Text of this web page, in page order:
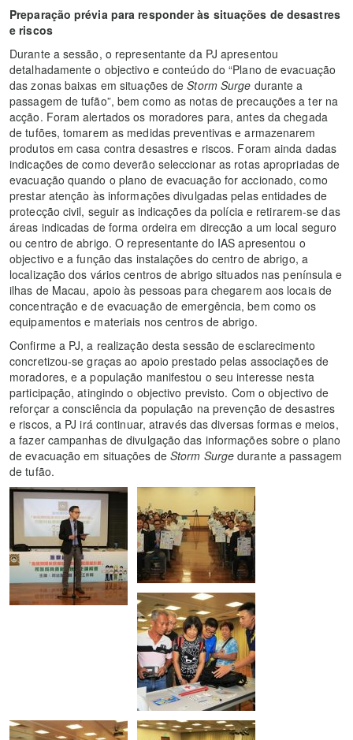
Preparação prévia para responder às situações de desastres
e riscos
Durante a sessão, o representante da PJ apresentou
detalhadamente o objectivo e conteúdo do “Plano de evacuação
das zonas baixas em situações deStorm Surge durante a
passagem de tufão”, bem como as notas de precauções a ter na
acção. Foram alertados os moradores para, antes da chegada
de tufões, tomarem as medidas preventivas e armazenarem
produtos em casa contra desastres e riscos. Foram ainda dadas
indicações de como deverão seleccionar as rotas apropriadas de
evacuação quando o plano de evacuação for accionado, como
prestar atenção às informações divulgadas pelas entidades de
protecção civil, seguir as indicações da polícia e retirarem-se das
áreas indicadas de forma ordeira em direcção a um local seguro
ou centro de abrigo. O representante do IAS apresentou o
objectivo e a função das instalações do centro de abrigo, a
localização dos vários centros de abrigo situados nas península e
ilhas de Macau, apoio às pessoas para chegarem aos locais de
concentração e de evacuação de emergência, bem como os
equipamentos e materiais nos centros de abrigo.
Confirme a PJ, a realização desta sessão de esclarecimento
concretizou-se graças ao apoio prestado pelas associações de
moradores, e a população manifestou o seu interesse nesta
participação, atingindo o objectivo previsto. Com o objectivo de
reforçar a consciência da população na prevenção de desastres
e riscos, a PJ irá continuar, através das diversas formas e meios,
a fazer campanhas de divulgação das informações sobre o plano
de evacuação em situações de Storm Surge durante a passagem
de tufão.